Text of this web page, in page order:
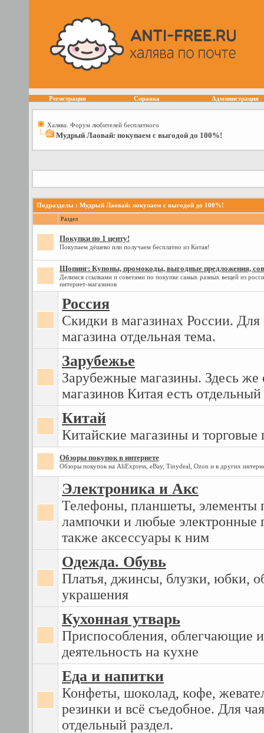
Регистрация Справка Администрация
Халява. Форум любителей бесплатного
Мудрый Лаовай: покупаем с выгодой до 100%!
Подразделы : Мудрый Лаовай: покупаем с выгодой до 100%!
Раздел
Покупки по 1 центу!
Покупаем дёшево или получаем бесплатно из Китая!
Шопинг: Купоны, промокоды, выгодные предложения,
Делимся ссылками и советами по покупке самых разных вещей из
интернет-магазинов
Россия
Скидки в магазинах России. Для
магазина отдельная тема.
Зарубежье
Зарубежные магазины. Здесь же
магазинов Китая есть отдельный
Китай
Китайские магазины и
Обзоры покупок в интернете
Обзоры покупок на AliExpress, eBay, Tinydeal, Ozon и в других
Электроника и Акс
Телефоны, планшеты, элементы
лампочки и любые электронные
также аксессуары к ним
Одежда. Обувь
Платья, джинсы, блузки, юбки,
украшения
Кухонная утварь
Приспособления, облегчающие
деятельность на кухне
Еда и напитки
Конфеты, шоколад, кофе,
резинки и всё съедобное. Для
отдельный раздел.